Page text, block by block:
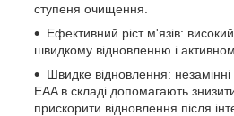
ступеня очищення.
Ефективний ріст м'язів:
швидкому відновленню і
Швидке відновлення: незамінні
EAA в складі допомагають
прискорити відновлення після